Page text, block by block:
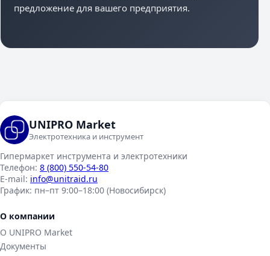
предложение для вашего предприятия.
UNIPRO Market
Электротехника и инструмент
Гипермаркет инструмента и электротехники
Телефон: 8 (800) 550-54-80
E-mail: info@unitraid.ru
График: пн–пт 9:00–18:00 (Новосибирск)
О компании
О UNIPRO Market
Документы